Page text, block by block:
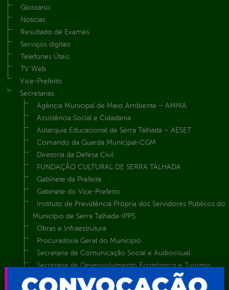
Glossário
Notícias
Resultado de Exames
Serviços digitais
Telefones Úteis
TV Web
Vice-Prefeito
Secretarias
Agência Municipal de Meio Ambiente – AMMA
Assistência Social e Cidadania
Autarquia Educacional de Serra Talhada – AESET
Comando da Guarda Municipal-CGM
Diretoria da Defesa Civil
FUNDAÇÃO CULTURAL DE SERRA TALHADA
Gabinete da Prefeita
Gabinete do Vice-Prefeito
Instituto de Previdência Própria dos Servidores Públicos do
Município de Serra Talhada-IPPS
Obras e Infraestrutura
Procuradoria Geral do Município
Secretaria de Comunicação Social e Audiovisual
Secretaria de Desenvolvimento Econômico e Turismo
Secretaria de Iluminação Pública e Energia Elétrica